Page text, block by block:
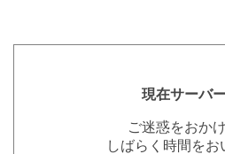
現在サーバ
ご迷惑をおか
しばらく時間を